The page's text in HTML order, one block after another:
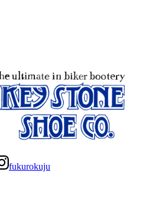
fukurokuju